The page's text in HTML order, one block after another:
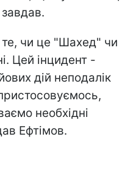
чи це "Шахед" чи
Цей інцидент -
дій неподалік
необхідні
Ефтімов.